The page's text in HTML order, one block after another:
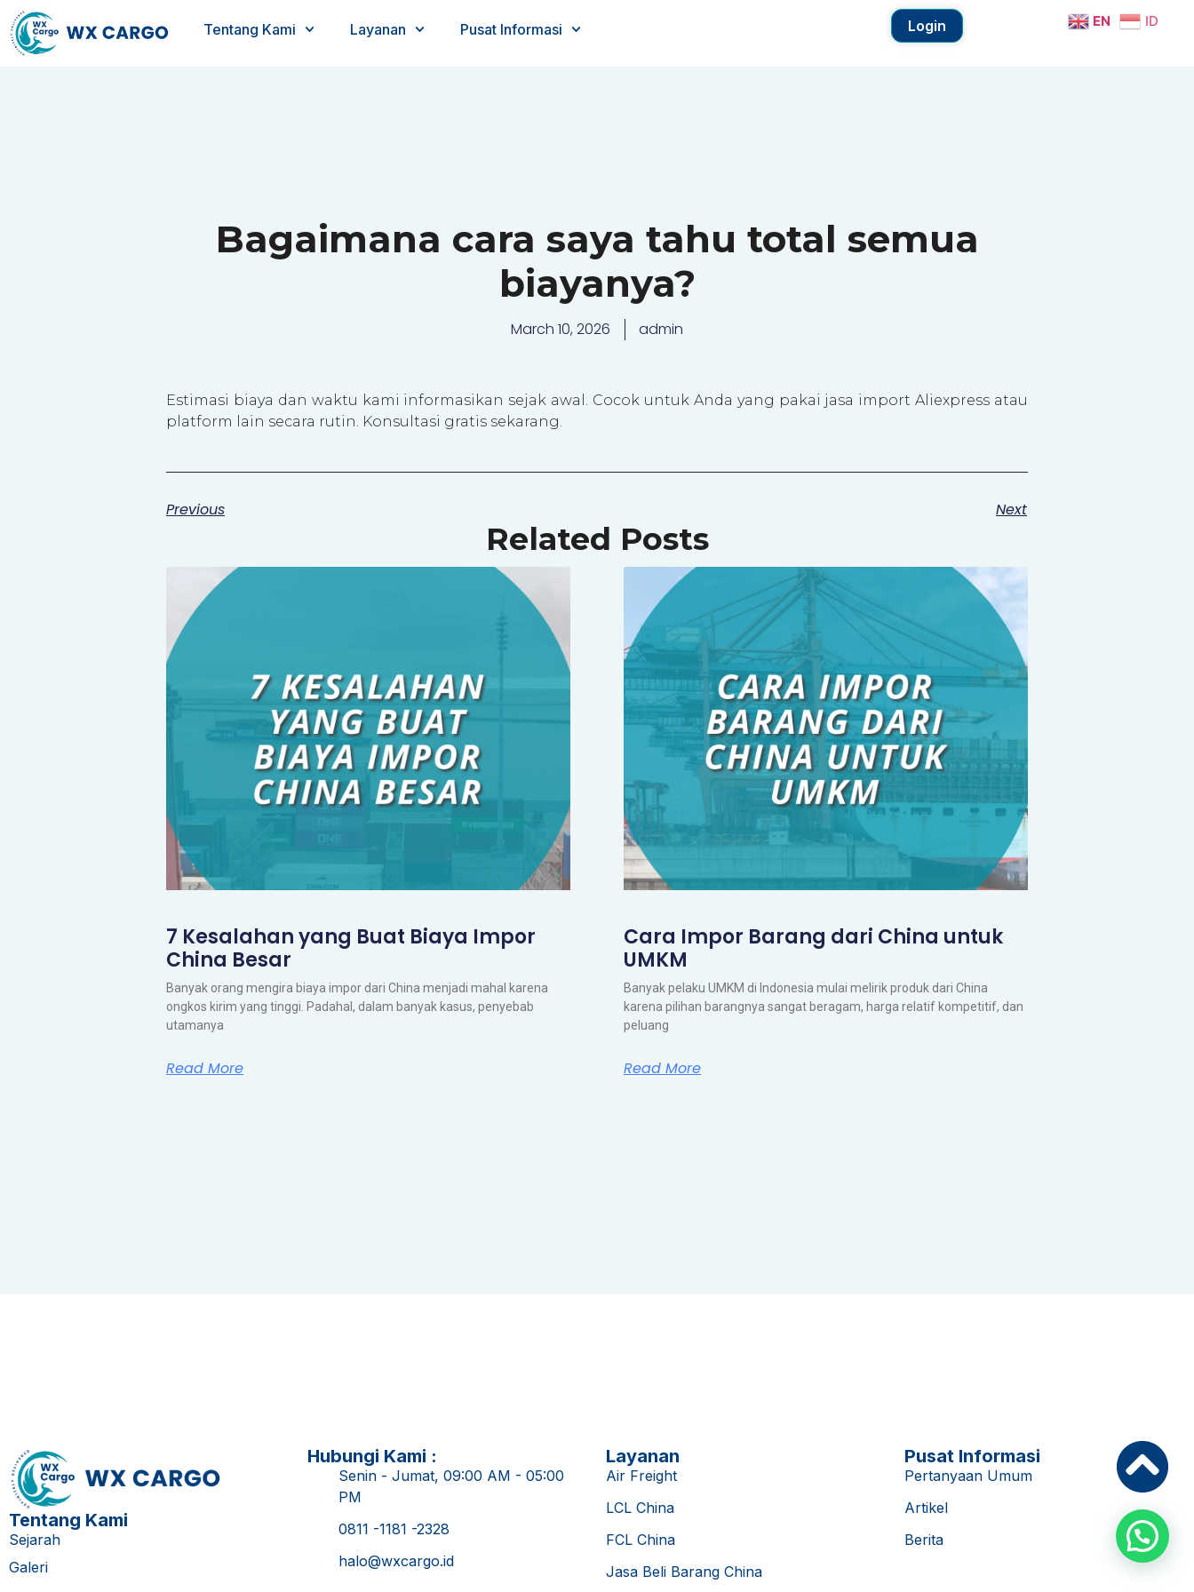
Tentang Kami Layanan Pusat Informasi Login EN ID
Bagaimana cara saya tahu total semua
biayanya?
March 10, 2026 admin
Estimasi biaya dan waktu kami informasikan sejak awal. Cocok untuk Anda yang pakai jasa import Aliexpress atau
platform lain secara rutin. Konsultasi gratis sekarang.
Previous Next
Related Posts
7 Kesalahan yang Buat Biaya Impor
China Besar
Banyak orang mengira biaya impor dari China menjadi mahal karena
ongkos kirim yang tinggi. Padahal, dalam banyak kasus, penyebab
utamanya
Read More
Cara Impor Barang dari China untuk
UMKM
Banyak pelaku UMKM di Indonesia mulai melirik produk dari China
karena pilihan barangnya sangat beragam, harga relatif kompetitif, dan
peluang
Read More
Tentang Kami
Sejarah
Galeri
Hubungi Kami :
Senin - Jumat, 09:00 AM - 05:00
PM
0811 -1181 -2328
halo@wxcargo.id
Layanan
Air Freight
LCL China
FCL China
Jasa Beli Barang China
Pusat Informasi
Pertanyaan Umum
Artikel
Berita